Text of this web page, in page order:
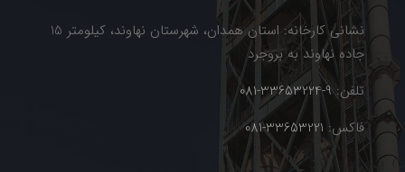
نشانی کارخانه: استان همدان، شهرستان نهاوند، کیلومتر 15
جاده نهاوند به بروجرد
تلفن:9-33653224-081
فاکس: 33653221-081